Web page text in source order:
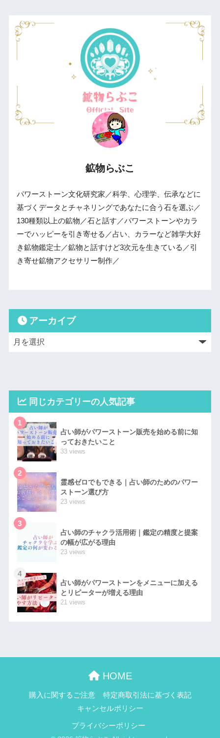
鉱物らぶこ
パワーストーン文化研究家／科学、心理学、伝承などに
基づくデータとチャネリングであなたに合う石を選ぶ／
130種類以上の鉱物／石と話す／パワーストーンやカラ
ーでハッピーを引き寄せる／占い、カラーなど雑学大好
き鉱物鑑定士／鉱物と話すけど3次元を生きている／引
き寄せ鉱物アクセサリー制作／
アーカイブ
同じカテゴリーの人気記事
1
占い師がパワーストーン販売を始める前に知
っておきたいこと
33 views
2
霊感ゼロでもできる｜占い師のためのパワー
ストーン選び方
23 views
3
占い師のチャクラ活用術｜鑑定の精度と提案
の幅が広がる理由
23 views
4
占い師がパワーストーンをメニューに加える
とリピーターが増える理由
21 views
HOME
購入に関するご注意
特定商取引法に基づく表記
キャンセルポリシー
プライバシーポリシー